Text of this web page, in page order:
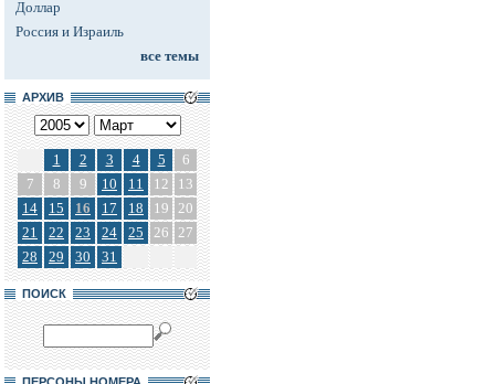
Доллар
Россия и Израиль
все темы
АРХИВ
1 2 3 4 5
6
7
8 9 10 11 12
13
14
15 16 17 18 19 20
21
22 23 24 25 26 27
28
29 30 31
ПОИСК